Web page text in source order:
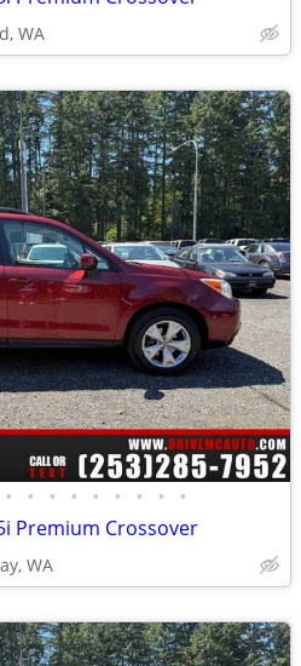
WA
• • • • • • • • •
Premium Crossover
WA